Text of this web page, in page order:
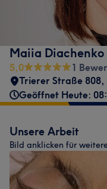
Maiia Diachenko
5,0
1
Trierer Straße 808,
Geöffnet Heute:
Unsere Arbeit
Bild anklicken für